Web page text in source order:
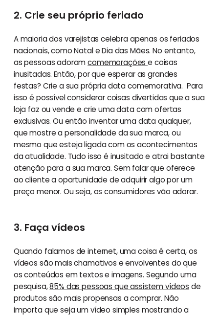
2. Crie seu próprio feriado
A maioria dos varejistas celebra apenas os feriados
nacionais, como Natal e Dia das Mães. No entanto,
as pessoas adoramcomemoraçõese coisas
inusitadas. Então, por que esperar as grandes
festas? Crie a sua própria data comemorativa. Para
isso é possível considerar coisas divertidas que a sua
loja faz ou vende e crie uma data com ofertas
exclusivas. Ou então inventar uma data qualquer,
que mostre a personalidade da sua marca, ou
mesmo que esteja ligada com os acontecimentos
da atualidade. Tudo isso é inusitado e atrai bastante
atenção para a sua marca. Sem falar que oferece
ao cliente a oportunidade de adquirir algo por um
preço menor. Ou seja, os consumidores vão adorar.
3. Faça vídeos
Quando falamos de internet, uma coisa é certa, os
vídeos são mais chamativos e envolventes do que
os conteúdos em textos e imagens. Segundo uma
pesquisa,85% das pessoas que assistem vídeos de
produtos são mais propensas a comprar. Não
importa que seja um vídeo simples mostrando a